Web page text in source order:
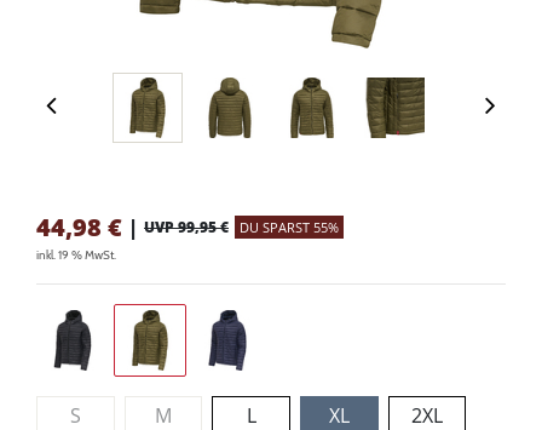
44,98 € | UVP 99,95 € DU SPARST 55%
inkl. 19 % MwSt.
S M L XL
2XL